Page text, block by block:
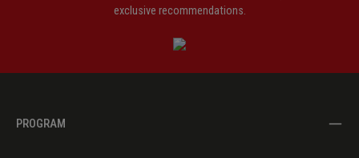
exclusive recommendations.
PROGRAM